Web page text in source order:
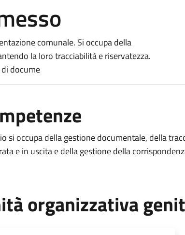
comunale. Si occupa della
la loro tracciabilità e riservatezza.
docume
si occupa della gestione documentale, della
e in uscita e della gestione della
organizzativa